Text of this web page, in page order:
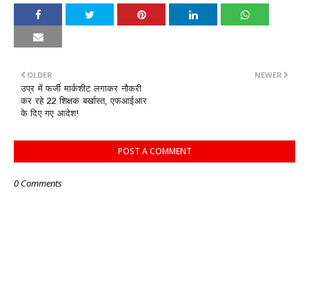
NEWER
OLDER
उप्र में फर्जी मार्कशीट लगाकर नौकरी
कर रहे 22 शिक्षक बर्खास्त, एफआईआर
के दिए गए आदेश!
POST A COMMENT
0 Comments